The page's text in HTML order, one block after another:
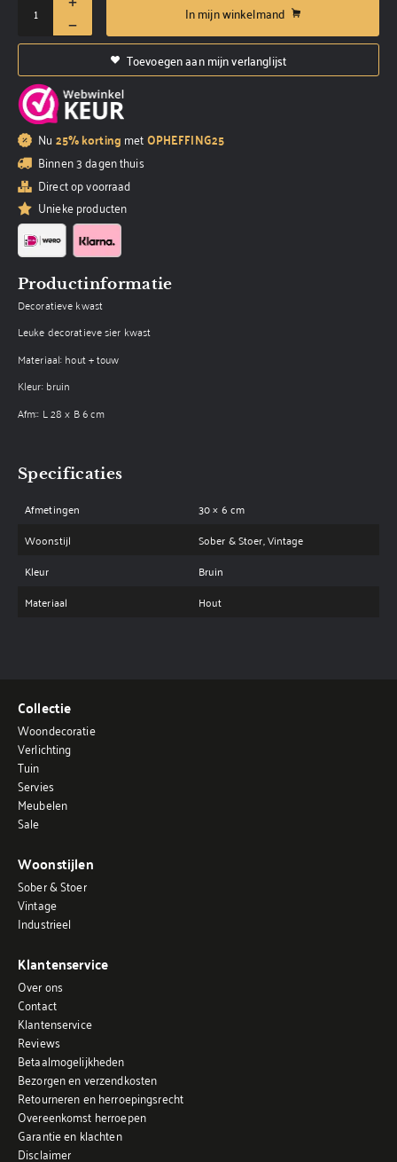
In mijn winkelmand
Toevoegen aan mijn verlanglijst
Nu 25% korting metOPHEFFING25
Binnen 3 dagen thuis
Direct op voorraad
Unieke producten
Productinformatie
Decoratieve kwast
Leuke decoratieve sier kwast
Materiaal: hout + touw
Kleur: bruin
Afm:: L 28 x B 6 cm
Specificaties
Afmetingen
30 × 6 cm
Woonstijl
Sober & Stoer, Vintage
Kleur
Bruin
Materiaal
Hout
Collectie
Woondecoratie
Verlichting
Tuin
Servies
Meubelen
Sale
Woonstijlen
Sober & Stoer
Vintage
Industrieel
Klantenservice
Over ons
Contact
Klantenservice
Reviews
Betaalmogelijkheden
Bezorgen en verzendkosten
Retourneren en herroepingsrecht
Overeenkomst herroepen
Garantie en klachten
Disclaimer